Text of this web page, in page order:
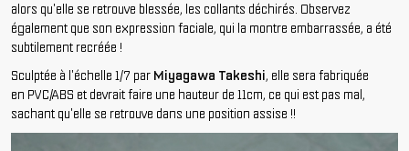
alors qu'elle se retrouve blessée, les collants déchirés. Observez
également que son expression faciale, qui la montre embarrassée, a été
subtilement recréée !
Sculptée à l'échelle 1/7 par Miyagawa Takeshi, elle sera fabriquée
en PVC/ABS et devrait faire une hauteur de 11cm, ce qui est pas mal,
sachant qu'elle se retrouve dans une position assise !!